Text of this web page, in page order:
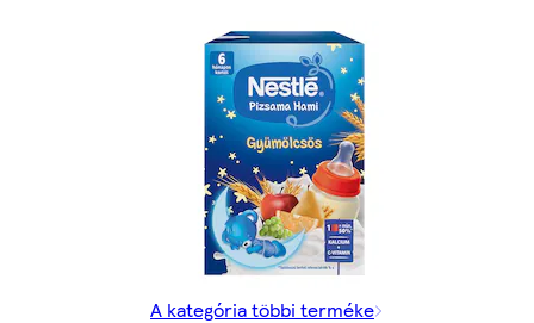
A kategória többi terméke